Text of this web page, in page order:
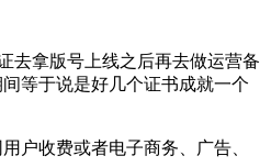
去拿版号上线之后再去做运营备
等于说是好几个证书成就一个
户收费或者电子商务、广告、